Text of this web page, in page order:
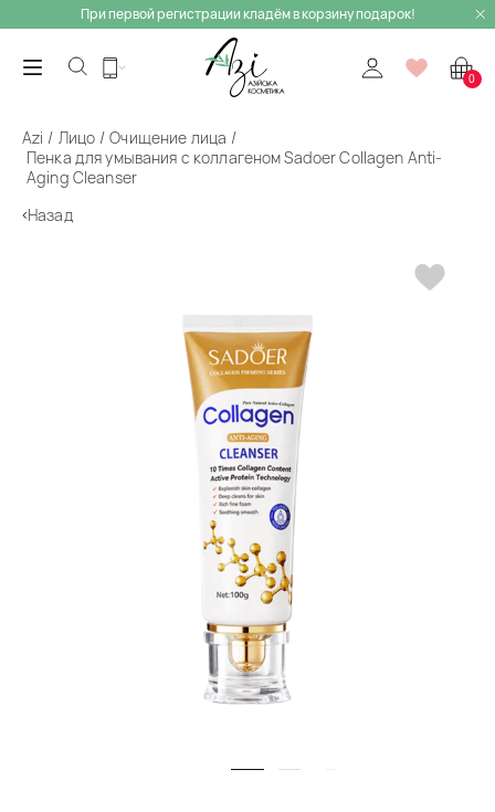
При первой регистрации кладём в корзину подарок!
0
Azi Лицо
Очищение лица
Пенка для умывания с коллагеном Sadoer Collagen Anti-
Aging Cleanser
Назад